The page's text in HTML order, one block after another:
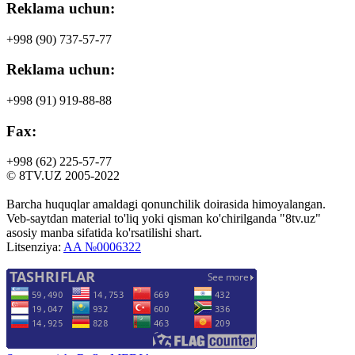
Reklama uchun:
+998 (90) 737-57-77
Reklama uchun:
+998 (91) 919-88-88
Fax:
+998 (62) 225-57-77
© 8TV.UZ 2005-2022
Barcha huquqlar amaldagi qonunchilik doirasida himoyalangan.
Veb-saytdan material to'liq yoki qisman ko'chirilganda "8tv.uz"
asosiy manba sifatida ko'rsatilishi shart.
Litsenziya: AA №0006322